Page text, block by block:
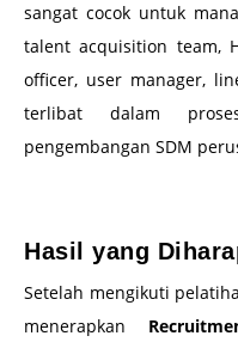
sangat cocok untuk
talent acquisition team,
officer, user manager,
terlibat dalam
pengembangan SDM
Hasil yang
Setelah mengikuti
menerapkan